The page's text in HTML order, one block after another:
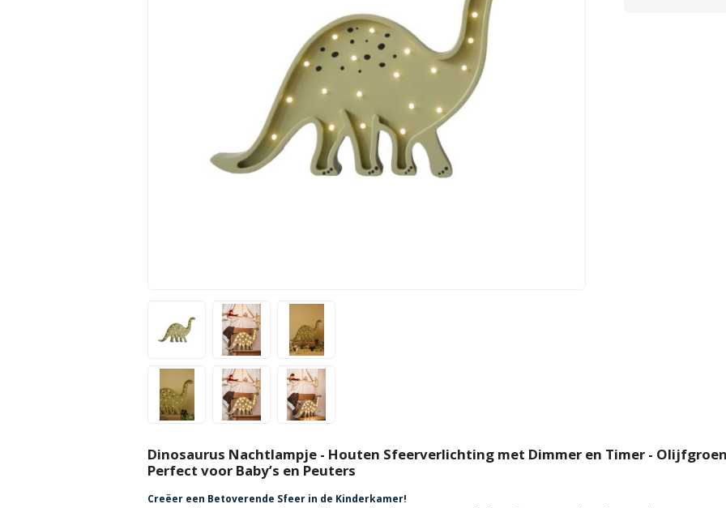
Dinosaurus Nachtlampje - Houten Sfeerverlichting met Dimmer en Timer -
Perfect voor Baby’s en Peuters
Creëer een Betoverende Sfeer in de Kinderkamer!